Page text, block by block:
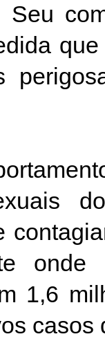
1,6
casos